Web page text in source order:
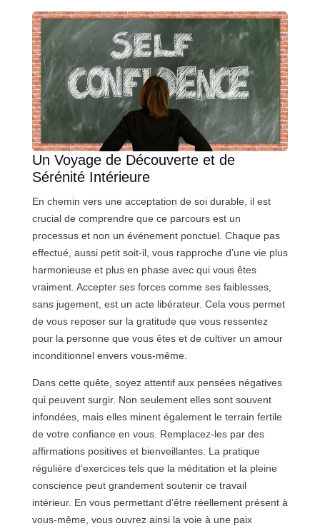
Un Voyage de Découverte et de
Sérénité Intérieure
En chemin vers une acceptation de soi durable, il est
crucial de comprendre que ce parcours est un
processus et non un événement ponctuel. Chaque pas
effectué, aussi petit soit-il, vous rapproche d’une vie plus
harmonieuse et plus en phase avec qui vous êtes
vraiment. Accepter ses forces comme ses faiblesses,
sans jugement, est un acte libérateur. Cela vous permet
de vous reposer sur la gratitude que vous ressentez
pour la personne que vous êtes et de cultiver un amour
inconditionnel envers vous-même.
Dans cette quête, soyez attentif aux pensées négatives
qui peuvent surgir. Non seulement elles sont souvent
infondées, mais elles minent également le terrain fertile
de votre confiance en vous. Remplacez-les par des
affirmations positives et bienveillantes. La pratique
régulière d’exercices tels que la méditation et la pleine
conscience peut grandement soutenir ce travail
intérieur. En vous permettant d’être réellement présent à
vous-même, vous ouvrez ainsi la voie à une paix